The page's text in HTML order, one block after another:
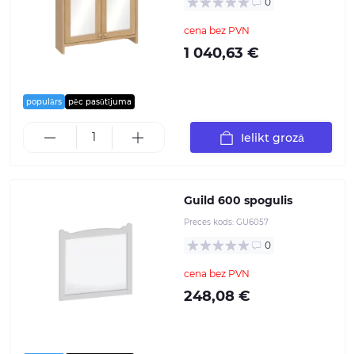
populārs pēc pasūtījuma
cena bez PVN
1 040,63 €
Ielikt grozā
Guild 600 spogulis
Preces kods: GU6057
0
cena bez PVN
248,08 €